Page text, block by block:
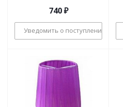
740₽
Уведомить о поступлении